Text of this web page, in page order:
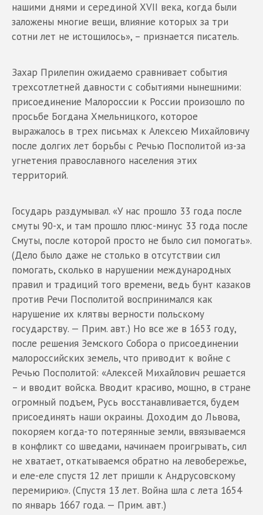
нашими днями и серединой XVII века, когда были
заложены многие вещи, влияние которых за три
сотни лет не истощилось», – признается писатель.
Захар Прилепин ожидаемо сравнивает события
трехсотлетней давности с событиями нынешними:
присоединение Малороссии к России произошло по
просьбе Богдана Хмельницкого, которое
выражалось в трех письмах к Алексею Михайловичу
после долгих лет борьбы с Речью Посполитой из-за
угнетения православного населения этих
территорий.
Государь раздумывал. «У нас прошло 33 года после
смуты 90-х, и там прошло плюс-минус 33 года после
Смуты, после которой просто не было сил помогать».
(Дело было даже не столько в отсутствии сил
помогать, сколько в нарушении международных
правил и традиций того времени, ведь бунт казаков
против Речи Посполитой воспринимался как
нарушение их клятвы верности польскому
государству. — Прим. авт.) Но все же в 1653 году,
после решения Земского Собора о присоединении
малороссийских земель, что приводит к войне с
Речью Посполитой: «Алексей Михайлович решается
– и вводит войска. Вводит красиво, мощно, в стране
огромный подъем, Русь восстанавливается, будем
присоединять наши окраины. Доходим до Львова,
покоряем когда-то потерянные земли, ввязываемся
в конфликт со шведами, начинаем проигрывать, сил
не хватает, откатываемся обратно на левобережье,
и еле-еле спустя 12 лет пришли к Андрусовскому
перемирию». (Спустя 13 лет. Война шла с лета 1654
по январь 1667 года. — Прим. авт.)